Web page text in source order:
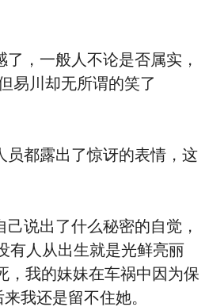
，一般人不论是否属实，
易川却无所谓的笑了
都露出了惊讶的表情，这
说出了什么秘密的自觉，
有人从出生就是光鲜亮丽
，我的妹妹在车祸中因为保
我还是留不住她。